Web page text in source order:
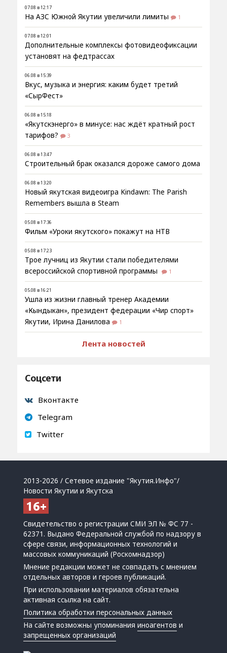
07.08 в 12:17
На АЗС Южной Якутии увеличили лимиты 1
07.08 в 12:01
Дополнительные комплексы фотовидеофиксации
установят на федтрассах
06.08 в 15:39
Вкус, музыка и энергия: каким будет третий
«СырФест»
06.08 в 15:18
«Якутскэнерго» в минусе: нас ждёт кратный рост
тарифов?
3
06.08 в 13:47
Строительный брак оказался дороже самого дома
06.08 в 13:20
Новый якутская видеоигра Kindawn: The Parish
Remembers вышла в Steam
05.08 в 17:36
Фильм «Уроки якутского» покажут на НТВ
05.08 в 17:23
Трое лучниц из Якутии стали победителями
всероссийской спортивной программы
1
05.08 в 16:21
Ушла из жизни главный тренер Академии
«Кындыкан», президент федерации «Чир спорт»
Якутии, Ирина Данилова
1
Лента новостей
Соцсети
Вконтакте
Telegram
Twitter
2013-2026 / Сетевое издание "Якутия.Инфо"/
Новости Якутии и Якутска
Свидетельство о регистрации СМИ ЭЛ № ФС 77 -
62371. Выдано Федеральной службой по надзору в
сфере связи, информационных технологий и
массовых коммуникаций (Роскомнадзор)
Мнение редакции может не совпадать с мнением
отдельных авторов и героев публикаций.
При использовании материалов обязательна
активная ссылка на сайт.
Политика обработки персональных данных
На сайте возможны упоминанияиноагентов и
запрещенных организаций